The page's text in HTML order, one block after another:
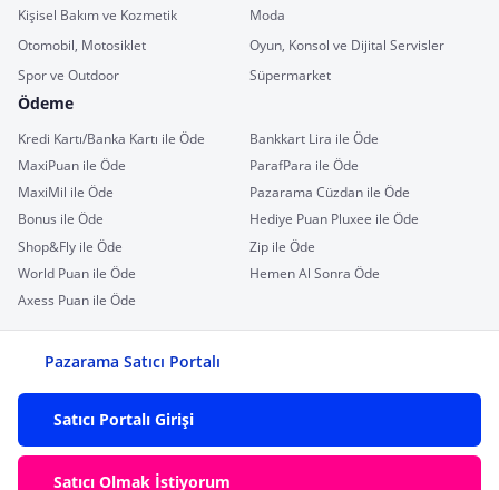
Kişisel Bakım ve Kozmetik
Moda
Otomobil, Motosiklet
Oyun, Konsol ve Dijital Servisler
Spor ve Outdoor
Süpermarket
Ödeme
Kredi Kartı/Banka Kartı ile Öde
Bankkart Lira ile Öde
MaxiPuan ile Öde
ParafPara ile Öde
MaxiMil ile Öde
Pazarama Cüzdan ile Öde
Bonus ile Öde
Hediye Puan Pluxee ile Öde
Shop&Fly ile Öde
Zip ile Öde
World Puan ile Öde
Hemen Al Sonra Öde
Axess Puan ile Öde
Pazarama Satıcı Portalı
Satıcı Portalı Girişi
Satıcı Olmak İstiyorum